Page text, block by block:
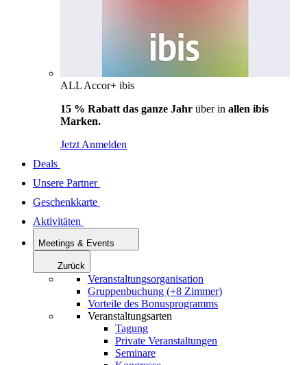
ALL Accor+ ibis
15 % Rabatt das ganze Jahr über in allen ibis
Marken.
Jetzt Anmelden
Deals
Unsere Partner
Geschenkkarte
Aktivitäten
Meetings & Events
Zurück
Veranstaltungsorganisation
Gruppenbuchung (+8 Zimmer)
Vorteile des Bonusprogramms
Veranstaltungsarten
Tagung
Private Veranstaltungen
Seminare